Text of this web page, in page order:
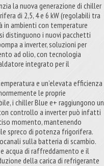
la nuova generazione di chiller
di 2,5, 4 e 6 kW (regolabili tra
in ambienti con temperature
distinguono i nuovi pacchetti
a inverter, soluzioni per
ad olio, con tecnologia
integrato per il
e un’elevata efficienza
le proprie
i chiller Blue e+ raggiungono un
con controllo a inverter può infatti
momento, mantenendo
spreco di potenza frigorifera.
sulla batteria di scambio.
acqua di raffreddamento e il
della carica di refrigerante